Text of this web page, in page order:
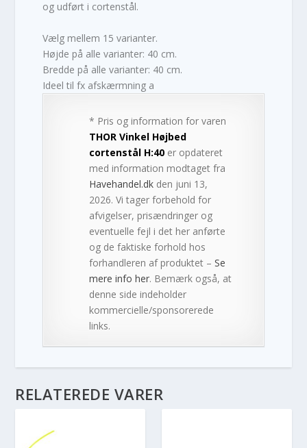
og udført i cortenstål.
Vælg mellem 15 varianter.
Højde på alle varianter: 40 cm.
Bredde på alle varianter: 40 cm.
Ideel til fx afskærmning a
* Pris og information for varen
THOR Vinkel Højbed
cortenstål H:40 er opdateret
med information modtaget fra
Havehandel.dk den juni 13,
2026. Vi tager forbehold for
afvigelser, prisændringer og
eventuelle fejl i det her anførte
og de faktiske forhold hos
forhandleren af produktet –Se
mere info her. Bemærk også, at
denne side indeholder
kommercielle/sponsorerede
links.
RELATEREDE VARER